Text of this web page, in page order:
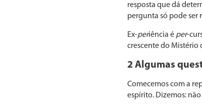
resposta que dá
pergunta só pode ser
Ex-periência é per-
crescente do Mistério
2 Algumas
Comecemos com a
espírito. Dizemos: